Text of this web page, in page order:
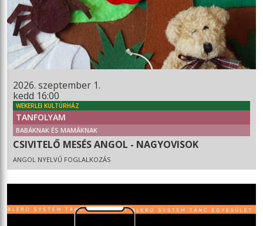
2026. szeptember 1.
kedd 16:00
WEKERLEI KULTÚRHÁZ
TANFOLYAM
BABÁKNAK ÉS MAMÁKNAK
CSIVITELŐ MESÉS ANGOL - NAGYOVISOK
ANGOL NYELVŰ FOGLALKOZÁS